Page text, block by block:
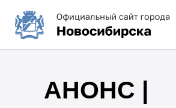
АНОНС |